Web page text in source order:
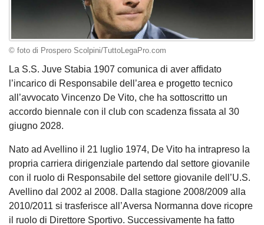
© foto di Prospero Scolpini/TuttoLegaPro.com
La S.S. Juve Stabia 1907 comunica di aver affidato
l’incarico di Responsabile dell’area e progetto tecnico
all’avvocato Vincenzo De Vito, che ha sottoscritto un
accordo biennale con il club con scadenza fissata al 30
giugno 2028.
Nato ad Avellino il 21 luglio 1974, De Vito ha intrapreso la
propria carriera dirigenziale partendo dal settore giovanile
con il ruolo di Responsabile del settore giovanile dell’U.S.
Avellino dal 2002 al 2008. Dalla stagione 2008/2009 alla
2010/2011 si trasferisce all’Aversa Normanna dove ricopre
il ruolo di Direttore Sportivo. Successivamente ha fatto